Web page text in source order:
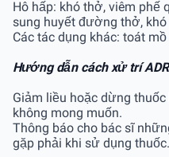
Hô hấp: khó thở, viêm phế
sung huyết đường thở,
Các tác dụng khác: toát mồ
Hướng dẫn cách xử trí
Giảm liều hoặc dừng
không mong muốn.
Thông báo cho bác sĩ
gặp phải khi sử dụng thuốc.